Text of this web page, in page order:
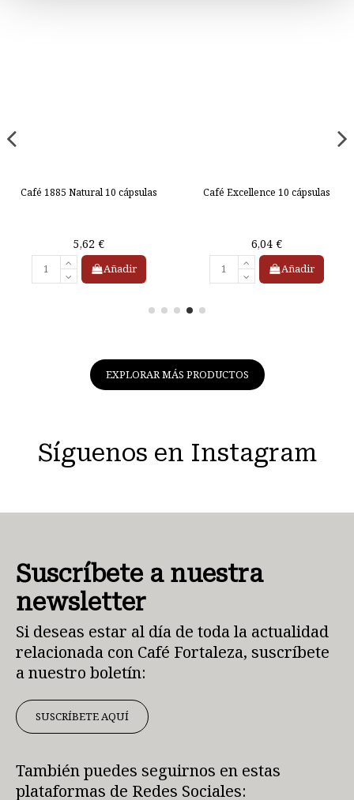
Café 1885 Natural 10 cápsulas
5,62 €
Añadir
Café Excellence 10 cápsulas
6,04 €
Añadir
EXPLORAR MÁS PRODUCTOS
Síguenos en Instagram
Suscríbete a nuestra
newsletter
Si deseas estar al día de toda la actualidad
relacionada con Café Fortaleza, suscríbete
a nuestro boletín:
SUSCRÍBETE AQUÍ
También puedes seguirnos en estas
plataformas de Redes Sociales: